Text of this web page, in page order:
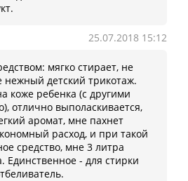
25.07.2018 15:12
мягко стирает, не
нежный детский трикотаж.
коже ребенка (с другими
отлично выполаскивается,
аромат, мне пахнет
расход, и при такой
средство, мне 3 литра
Единственное - для стирки